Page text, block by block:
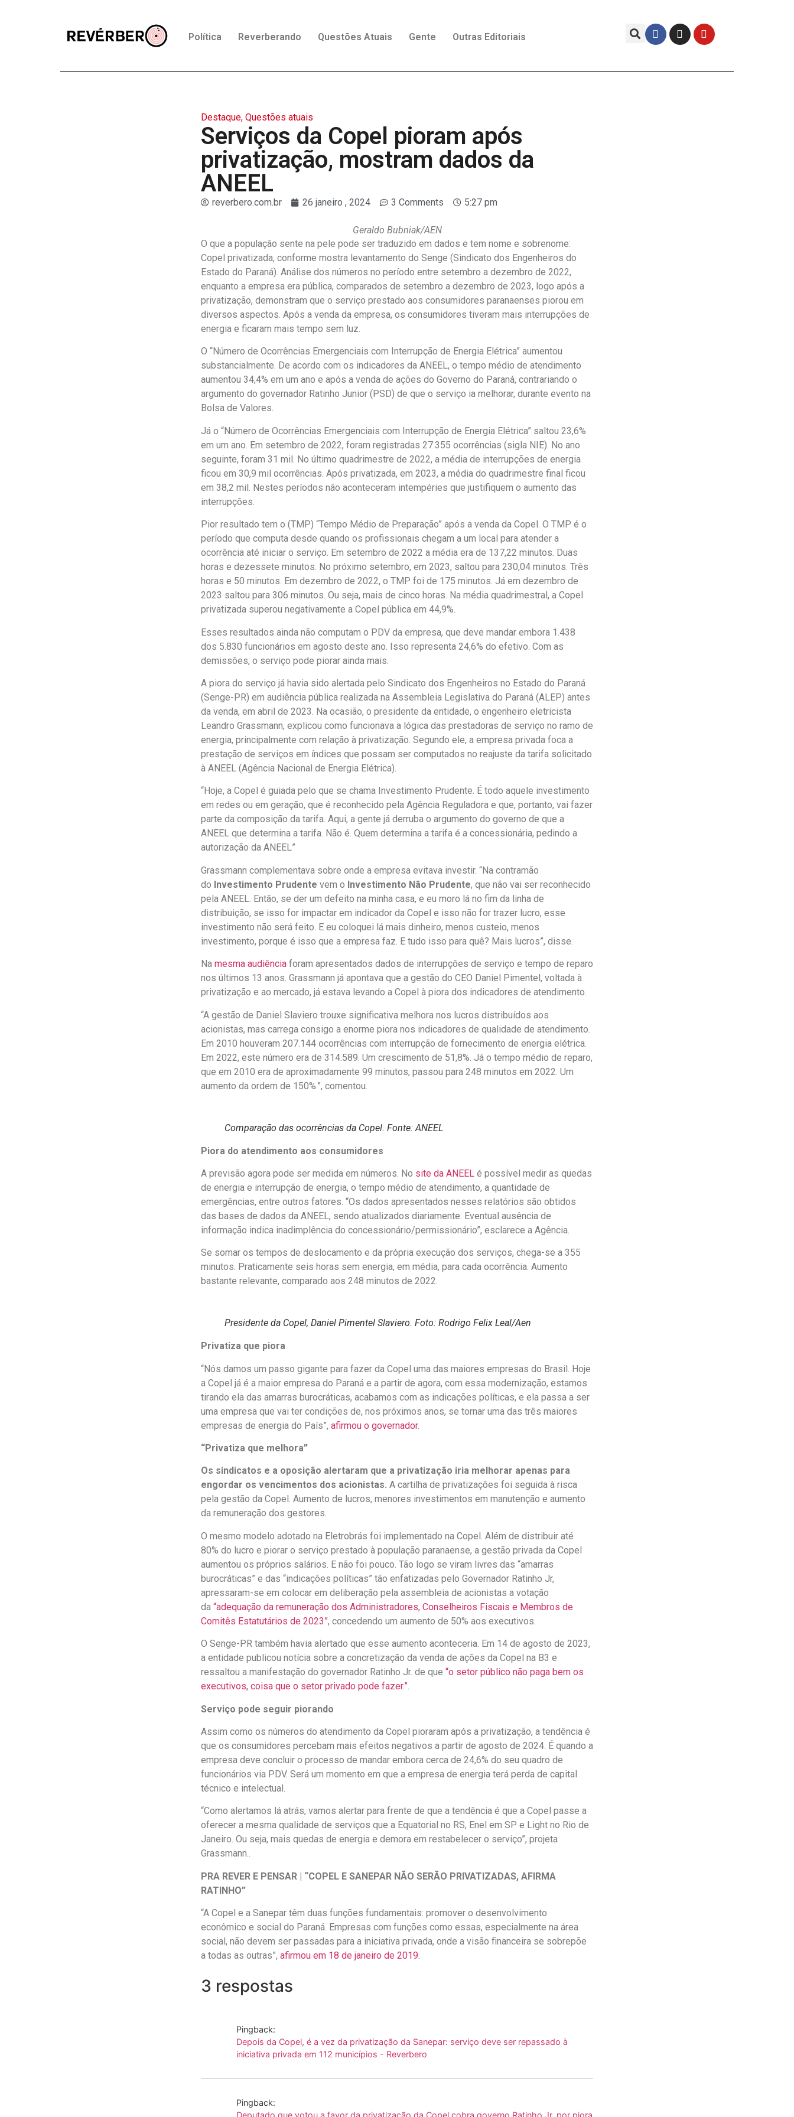
Política Reverberando Questões Atuais Gente Outras Editoriais
Destaque, Questões atuais
Serviços da Copel pioram após
privatização, mostram dados da
ANEEL
reverbero.com.br 26 janeiro , 2024 3 Comments 5:27 pm
Geraldo Bubniak/AEN
O que a população sente na pele pode ser traduzido em dados e tem nome e sobrenome:
Copel privatizada, conforme mostra levantamento do Senge (Sindicato dos Engenheiros do
Estado do Paraná). Análise dos números no período entre setembro a dezembro de 2022,
enquanto a empresa era pública, comparados de setembro a dezembro de 2023, logo após a
privatização, demonstram que o serviço prestado aos consumidores paranaenses piorou em
diversos aspectos. Após a venda da empresa, os consumidores tiveram mais interrupções de
energia e ficaram mais tempo sem luz.
O “Número de Ocorrências Emergenciais com Interrupção de Energia Elétrica” aumentou
substancialmente. De acordo com os indicadores da ANEEL, o tempo médio de atendimento
aumentou 34,4% em um ano e após a venda de ações do Governo do Paraná, contrariando o
argumento do governador Ratinho Junior (PSD) de que o serviço ia melhorar, durante evento na
Bolsa de Valores.
Já o “Número de Ocorrências Emergenciais com Interrupção de Energia Elétrica” saltou 23,6%
em um ano. Em setembro de 2022, foram registradas 27.355 ocorrências (sigla NIE). No ano
seguinte, foram 31 mil. No último quadrimestre de 2022, a média de interrupções de energia
ficou em 30,9 mil ocorrências. Após privatizada, em 2023, a média do quadrimestre final ficou
em 38,2 mil. Nestes períodos não aconteceram intempéries que justifiquem o aumento das
interrupções.
Pior resultado tem o (TMP) “Tempo Médio de Preparação” após a venda da Copel. O TMP é o
período que computa desde quando os profissionais chegam a um local para atender a
ocorrência até iniciar o serviço. Em setembro de 2022 a média era de 137,22 minutos. Duas
horas e dezessete minutos. No próximo setembro, em 2023, saltou para 230,04 minutos. Três
horas e 50 minutos. Em dezembro de 2022, o TMP foi de 175 minutos. Já em dezembro de
2023 saltou para 306 minutos. Ou seja, mais de cinco horas. Na média quadrimestral, a Copel
privatizada superou negativamente a Copel pública em 44,9%.
Esses resultados ainda não computam o PDV da empresa, que deve mandar embora 1.438
dos 5.830 funcionários em agosto deste ano. Isso representa 24,6% do efetivo. Com as
demissões, o serviço pode piorar ainda mais.
A piora do serviço já havia sido alertada pelo Sindicato dos Engenheiros no Estado do Paraná
(Senge-PR) em audiência pública realizada na Assembleia Legislativa do Paraná (ALEP) antes
da venda, em abril de 2023. Na ocasião, o presidente da entidade, o engenheiro eletricista
Leandro Grassmann, explicou como funcionava a lógica das prestadoras de serviço no ramo de
energia, principalmente com relação à privatização. Segundo ele, a empresa privada foca a
prestação de serviços em índices que possam ser computados no reajuste da tarifa solicitado
à ANEEL (Agência Nacional de Energia Elétrica).
“Hoje, a Copel é guiada pelo que se chama Investimento Prudente. É todo aquele investimento
em redes ou em geração, que é reconhecido pela Agência Reguladora e que, portanto, vai fazer
parte da composição da tarifa. Aqui, a gente já derruba o argumento do governo de que a
ANEEL que determina a tarifa. Não é. Quem determina a tarifa é a concessionária, pedindo a
autorização da ANEEL”
Grassmann complementava sobre onde a empresa evitava investir. “Na contramão
do Investimento Prudente vem o Investimento Não Prudente, que não vai ser reconhecido
pela ANEEL. Então, se der um defeito na minha casa, e eu moro lá no fim da linha de
distribuição, se isso for impactar em indicador da Copel e isso não for trazer lucro, esse
investimento não será feito. E eu coloquei lá mais dinheiro, menos custeio, menos
investimento, porque é isso que a empresa faz. E tudo isso para quê? Mais lucros”, disse.
Na mesma audiência foram apresentados dados de interrupções de serviço e tempo de reparo
nos últimos 13 anos. Grassmann já apontava que a gestão do CEO Daniel Pimentel, voltada à
privatização e ao mercado, já estava levando a Copel à piora dos indicadores de atendimento.
“A gestão de Daniel Slaviero trouxe significativa melhora nos lucros distribuídos aos
acionistas, mas carrega consigo a enorme piora nos indicadores de qualidade de atendimento.
Em 2010 houveram 207.144 ocorrências com interrupção de fornecimento de energia elétrica.
Em 2022, este número era de 314.589. Um crescimento de 51,8%. Já o tempo médio de reparo,
que em 2010 era de aproximadamente 99 minutos, passou para 248 minutos em 2022. Um
aumento da ordem de 150%.”, comentou.
Comparação das ocorrências da Copel. Fonte: ANEEL
Piora do atendimento aos consumidores
A previsão agora pode ser medida em números. No site da ANEEL é possível medir as quedas
de energia e interrupção de energia, o tempo médio de atendimento, a quantidade de
emergências, entre outros fatores. “Os dados apresentados nesses relatórios são obtidos
das bases de dados da ANEEL, sendo atualizados diariamente. Eventual ausência de
informação indica inadimplência do concessionário/permissionário”, esclarece a Agência.
Se somar os tempos de deslocamento e da própria execução dos serviços, chega-se a 355
minutos. Praticamente seis horas sem energia, em média, para cada ocorrência. Aumento
bastante relevante, comparado aos 248 minutos de 2022.
Presidente da Copel, Daniel Pimentel Slaviero. Foto: Rodrigo Felix Leal/Aen
Privatiza que piora
“Nós damos um passo gigante para fazer da Copel uma das maiores empresas do Brasil. Hoje
a Copel já é a maior empresa do Paraná e a partir de agora, com essa modernização, estamos
tirando ela das amarras burocráticas, acabamos com as indicações políticas, e ela passa a ser
uma empresa que vai ter condições de, nos próximos anos, se tornar uma das três maiores
empresas de energia do País”, afirmou o governador.
“Privatiza que melhora”
Os sindicatos e a oposição alertaram que a privatização iria melhorar apenas para
engordar os vencimentos dos acionistas. A cartilha de privatizações foi seguida à risca
pela gestão da Copel. Aumento de lucros, menores investimentos em manutenção e aumento
da remuneração dos gestores.
O mesmo modelo adotado na Eletrobrás foi implementado na Copel. Além de distribuir até
80% do lucro e piorar o serviço prestado à população paranaense, a gestão privada da Copel
aumentou os próprios salários. E não foi pouco. Tão logo se viram livres das “amarras
burocráticas” e das “indicações políticas” tão enfatizadas pelo Governador Ratinho Jr,
apressaram-se em colocar em deliberação pela assembleia de acionistas a votação
da “adequação da remuneração dos Administradores, Conselheiros Fiscais e Membros de
Comitês Estatutários de 2023”, concedendo um aumento de 50% aos executivos.
O Senge-PR também havia alertado que esse aumento aconteceria. Em 14 de agosto de 2023,
a entidade publicou notícia sobre a concretização da venda de ações da Copel na B3 e
ressaltou a manifestação do governador Ratinho Jr. de que “o setor público não paga bem os
executivos, coisa que o setor privado pode fazer.”.
Serviço pode seguir piorando
Assim como os números do atendimento da Copel pioraram após a privatização, a tendência é
que os consumidores percebam mais efeitos negativos a partir de agosto de 2024. É quando a
empresa deve concluir o processo de mandar embora cerca de 24,6% do seu quadro de
funcionários via PDV. Será um momento em que a empresa de energia terá perda de capital
técnico e intelectual.
“Como alertamos lá atrás, vamos alertar para frente de que a tendência é que a Copel passe a
oferecer a mesma qualidade de serviços que a Equatorial no RS, Enel em SP e Light no Rio de
Janeiro. Ou seja, mais quedas de energia e demora em restabelecer o serviço”, projeta
Grassmann..
PRA REVER E PENSAR | “COPEL E SANEPAR NÃO SERÃO PRIVATIZADAS, AFIRMA
RATINHO”
“A Copel e a Sanepar têm duas funções fundamentais: promover o desenvolvimento
econômico e social do Paraná. Empresas com funções como essas, especialmente na área
social, não devem ser passadas para a iniciativa privada, onde a visão financeira se sobrepõe
a todas as outras”, afirmou em 18 de janeiro de 2019.
3 respostas
Pingback:
Depois da Copel, é a vez da privatização da Sanepar: serviço deve ser repassado à
iniciativa privada em 112 municípios - Reverbero
Pingback:
Deputado que votou a favor da privatização da Copel cobra governo Ratinho Jr. por piora